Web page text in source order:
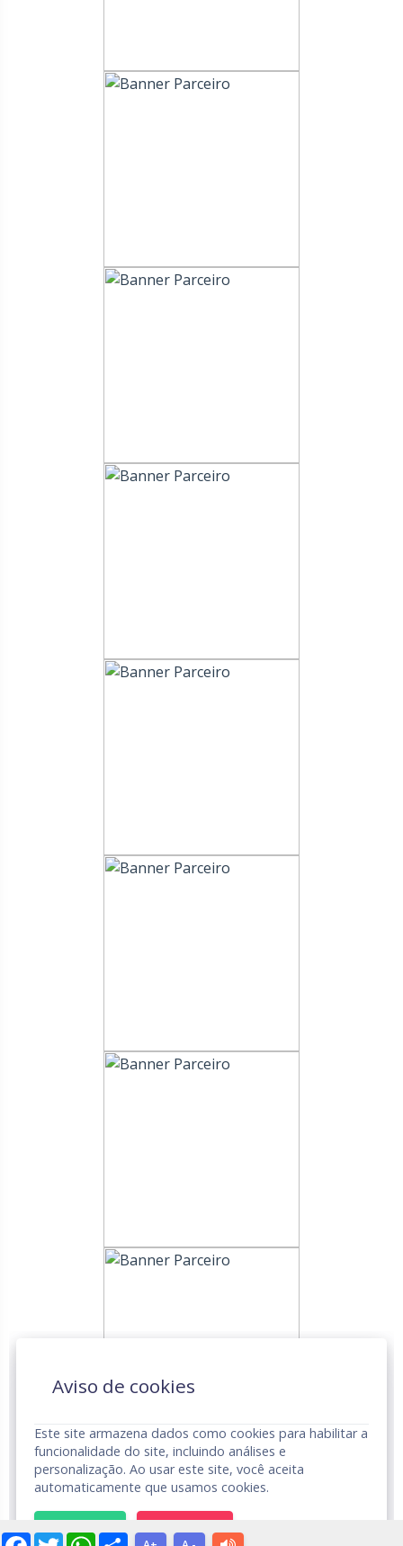
Facebook
TwitterWhatsApp
Share
Aviso de cookies
Este site armazena dados como cookies para habilitar a
funcionalidade do site, incluindo análises e
personalização. Ao usar este site, você aceita
automaticamente que usamos cookies.
ACEITAR RECUSAR